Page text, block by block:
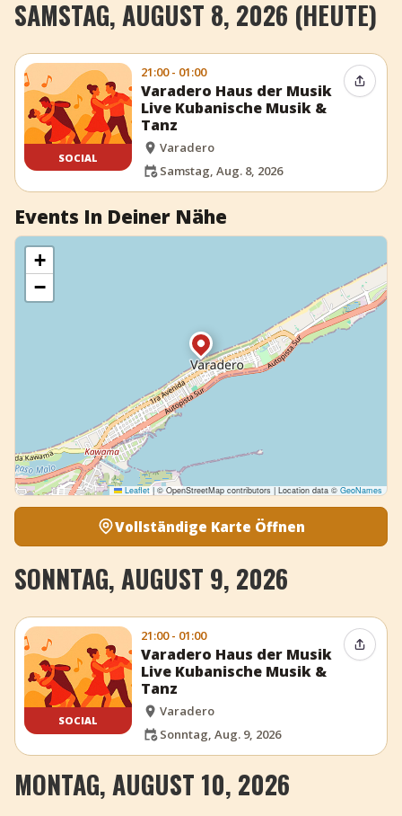
+ Event hinzufügen
SAMSTAG, AUGUST 8, 2026 (HEUTE)
SOCIAL
21:00 - 01:00
Varadero Haus der Musik
Live Kubanische Musik &
Tanz
Varadero
Samstag, Aug. 8, 2026
Event
Events In Deiner Nähe
+
−
Leaflet | © OpenStreetMap contributors | Location data © GeoNames
Vollständige Karte Öffnen
SONNTAG, AUGUST 9, 2026
SOCIAL
21:00 - 01:00
Varadero Haus der Musik
Live Kubanische Musik &
Tanz
Varadero
Sonntag, Aug. 9, 2026
Event
MONTAG, AUGUST 10, 2026